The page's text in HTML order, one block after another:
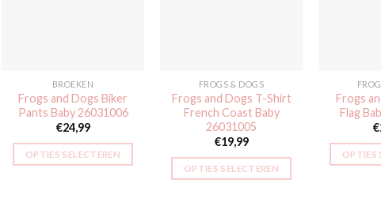
op
de
productpagina
op
de
productpagina
BROEKEN
Frogs and Dogs Biker
Pants Baby 26031006
€24,99
OPTIES SELECTEREN
FROGS & DOGS
Frogs and Dogs T-Shirt
French Coast Baby
26031005
€19,99
OPTIES SELECTEREN
Frogs
Flag
€
OPTIES